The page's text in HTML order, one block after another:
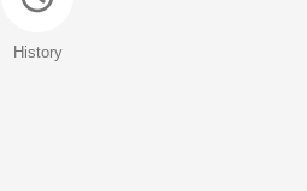
History